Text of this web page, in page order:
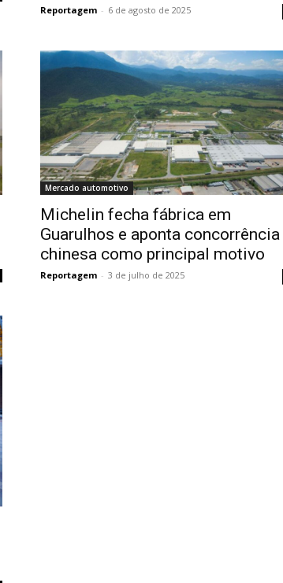
Reportagem - 6 de agosto de 2025
Mercado automotivo
Michelin fecha fábrica em
Guarulhos e aponta concorrência
chinesa como principal motivo
Reportagem - 3 de julho de 2025